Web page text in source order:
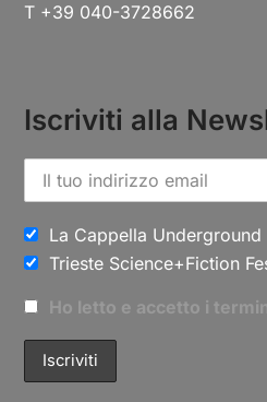
T +39 040-3728662
Iscriviti alla
La Cappella Underground
Trieste Science+Fiction
Ho letto e accetto i